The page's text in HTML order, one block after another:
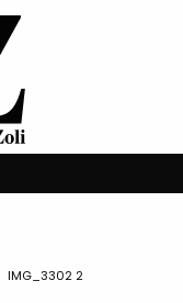
IMG_3302 2